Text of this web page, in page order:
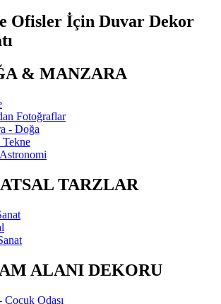
Ofisler İçin Duvar Dekor
& MANZARA
Fotoğraflar
- Doğa
TARZLAR
ALANI DEKORU
Çocuk Odası